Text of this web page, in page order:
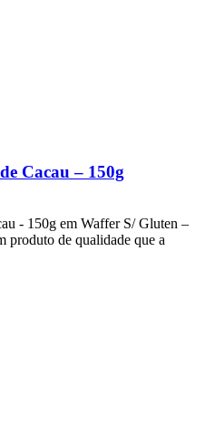
Cacau – 150g
- 150g em Waffer S/ Gluten –
produto de qualidade que a